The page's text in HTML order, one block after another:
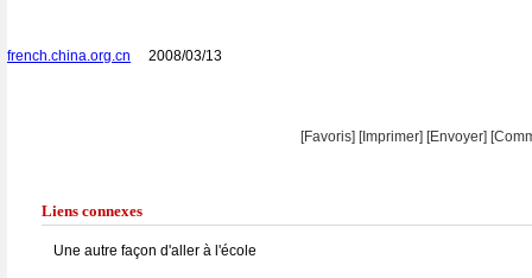
french.china.org.cn 2008/03/13
[Favoris] [Imprimer] [Envoyer]
Liens connexes
Une autre façon d'aller à l'école